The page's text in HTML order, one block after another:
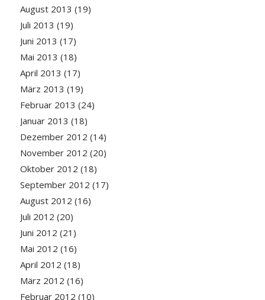
August 2013 (19)
Juli 2013 (19)
Juni 2013 (17)
Mai 2013 (18)
April 2013 (17)
März 2013 (19)
Februar 2013 (24)
Januar 2013 (18)
Dezember 2012 (14)
November 2012 (20)
Oktober 2012 (18)
September 2012 (17)
August 2012 (16)
Juli 2012 (20)
Juni 2012 (21)
Mai 2012 (16)
April 2012 (18)
März 2012 (16)
Februar 2012 (10)